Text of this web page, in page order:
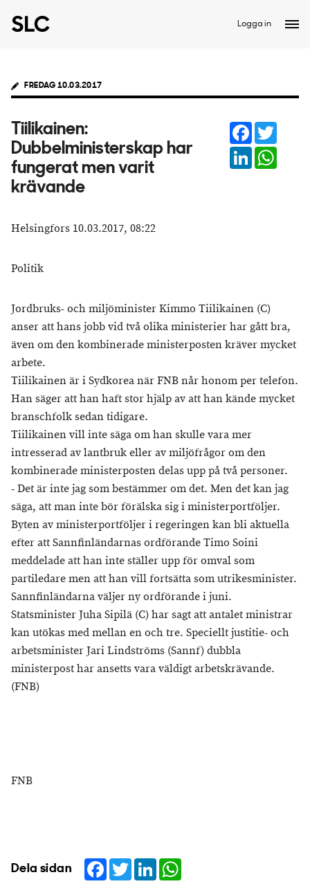
Logga in
FREDAG 10.03.2017
Tiilikainen:
Dubbelministerskap har
fungerat men varit
krävande
Facebook
LinkedIn
Helsingfors 10.03.2017, 08:22
Politik
Jordbruks- och miljöminister Kimmo Tiilikainen (C)
anser att hans jobb vid två olika ministerier har gått bra,
även om den kombinerade ministerposten kräver mycket
arbete.
Tiilikainen är i Sydkorea när FNB når honom per telefon.
Han säger att han haft stor hjälp av att han kände mycket
branschfolk sedan tidigare.
Tiilikainen vill inte säga om han skulle vara mer
intresserad av lantbruk eller av miljöfrågor om den
kombinerade ministerposten delas upp på två personer.
- Det är inte jag som bestämmer om det. Men det kan jag
säga, att man inte bör förälska sig i ministerportföljer.
Byten av ministerportföljer i regeringen kan bli aktuella
efter att Sannfinländarnas ordförande Timo Soini
meddelade att han inte ställer upp för omval som
partiledare men att han vill fortsätta som utrikesminister.
Sannfinländarna väljer ny ordförande i juni.
Statsminister Juha Sipilä (C) har sagt att antalet ministrar
kan utökas med mellan en och tre. Speciellt justitie- och
arbetsminister Jari Lindströms (Sannf) dubbla
ministerpost har ansetts vara väldigt arbetskrävande.
(FNB)
FNB
Dela sidan Facebook
TwitterLinkedIn